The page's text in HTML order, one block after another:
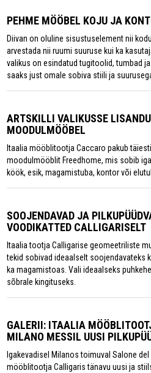
PEHME MÖÖBEL KOJU JA
Diivan on oluline sisustuselement nii
arvestada nii ruumi suuruse kui ka
valikus on esindatud tugitoolid, tumbad
saaks just omale sobiva stiili ja
ARTSKILLI VALIKUSSE
MOODULMÖÖBEL
Itaalia mööblitootja Caccaro pakub
moodulmööblit Freedhome, mis sobib
köök, esik, magamistuba, kontor või
SOOJENDAVAD JA
VOODIKATTED CALLIGARISELT
Itaalia tootja Calligarise geomeetriliste
tekid sobivad ideaalselt soojendavateks
ka magamistoas. Vali ideaalseks
sõbrale kingituseks.
GALERII: ITAALIA
MILANO MESSIL UUSI
Igakevadisel Milanos toimuval Salone
mööblitootja Calligaris tänavu uusi ja